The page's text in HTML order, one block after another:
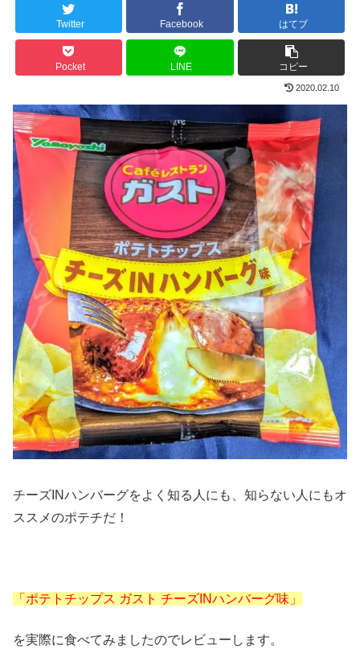
Twitter Facebook はてブ
Pocket LINE コピー
2020.02.10
チーズINハンバーグをよく知る人にも、知らない人にもオ
ススメのポテチだ！
「ポテトチップス ガスト チーズINハンバーグ味」
を実際に食べてみましたのでレビューします。